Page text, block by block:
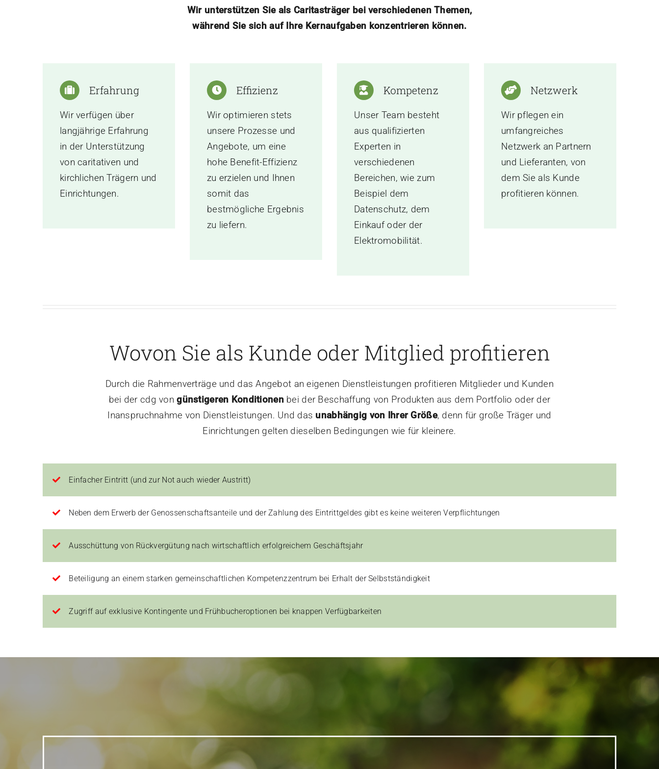
Wir unterstützen Sie als Caritasträger bei verschiedenen Themen,
während Sie sich auf Ihre Kernaufgaben konzentrieren können.
Erfahrung
Wir verfügen über
langjährige Erfahrung
in der Unterstützung
von caritativen und
kirchlichen Trägern und
Einrichtungen.
Effizienz
Wir optimieren stets
unsere Prozesse und
Angebote, um eine
hohe Benefit-Effizienz
zu erzielen und Ihnen
somit das
bestmögliche Ergebnis
zu liefern.
Kompetenz
Unser Team besteht
aus qualifizierten
Experten in
verschiedenen
Bereichen, wie zum
Beispiel dem
Datenschutz, dem
Einkauf oder der
Elektromobilität.
Netzwerk
Wir pflegen ein
umfangreiches
Netzwerk an Partnern
und Lieferanten, von
dem Sie als Kunde
profitieren können.
Wovon Sie als Kunde oder Mitglied profitieren
Durch die Rahmenverträge und das Angebot an eigenen Dienstleistungen profitieren Mitglieder und Kunden
bei der cdg vongünstigeren Konditionenbei der Beschaffung von Produkten aus dem Portfolio oder der
Inanspruchnahme von Dienstleistungen. Und das unabhängig von Ihrer Größe, denn für große Träger und
Einrichtungen gelten dieselben Bedingungen wie für kleinere.
Einfacher Eintritt (und zur Not auch wieder Austritt)
Neben dem Erwerb der Genossenschaftsanteile und der Zahlung des Eintrittgeldes gibt es keine weiteren Verpflichtungen
Ausschüttung von Rückvergütung nach wirtschaftlich erfolgreichem Geschäftsjahr
Beteiligung an einem starken gemeinschaftlichen Kompetenzzentrum bei Erhalt der Selbstständigkeit
Zugriff auf exklusive Kontingente und Frühbucheroptionen bei knappen Verfügbarkeiten